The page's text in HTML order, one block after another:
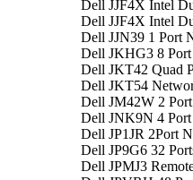
Dell JJF4X Intel
Dell JJF4X Intel
Dell JJN39 1 Port
Dell JKHG3 8
Dell JKT42 Quad
Dell JKT54
Dell JM42W 2
Dell JNK9N 4
Dell JP1JR 2Port
Dell JP9G6 32
Dell JPMJ3